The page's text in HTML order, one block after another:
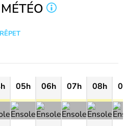
MÉTÉO
05h 06h 07h 08h